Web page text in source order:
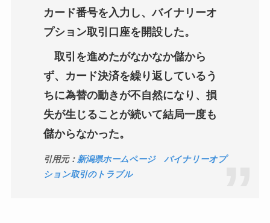
カード番号を入力し、バイナリーオ
プション取引口座を開設した。
取引を進めたがなかなか儲から
ず、カード決済を繰り返しているう
ちに為替の動きが不自然になり、損
失が生じることが続いて結局一度も
儲からなかった。
引用元： 新潟県ホームページ バイナリーオプ
ション取引のトラブル